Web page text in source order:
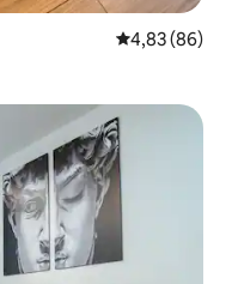
Évaluation
4,83 (86)